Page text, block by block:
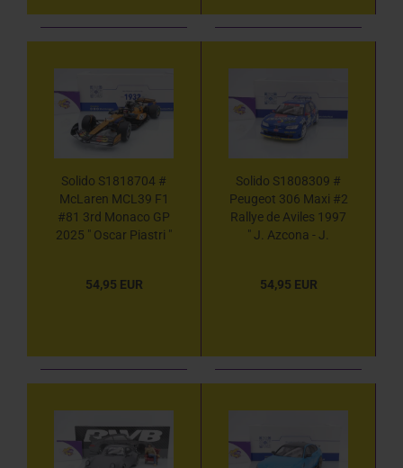
Solido S1818704 #
McLaren MCL39 F1
#81 3rd Monaco GP
2025 " Oscar Piastri "
54,95 EUR
Solido S1808309 #
Peugeot 306 Maxi #2
Rallye de Aviles 1997
" J. Azcona - J.
54,95 EUR